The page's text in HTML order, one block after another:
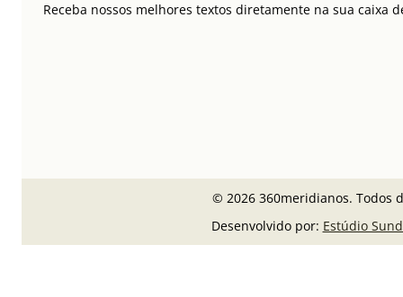
Receba nossos melhores textos diretamente na sua caixa
© 2026 360meridianos. Todos
Desenvolvido por: Estúdio